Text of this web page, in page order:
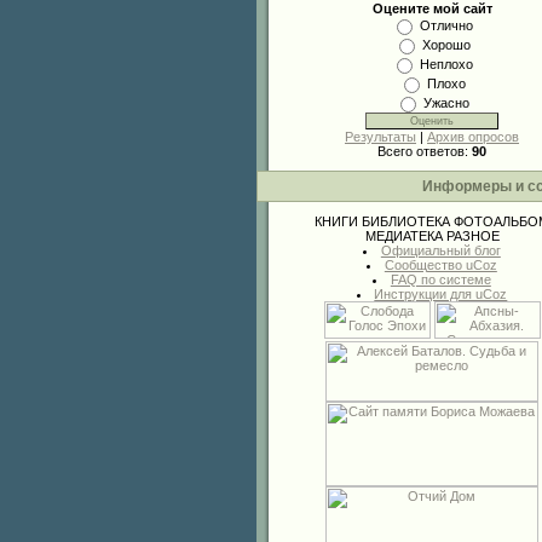
Оцените мой сайт
Отлично
Хорошо
Неплохо
Плохо
Ужасно
Результаты | Архив опросов
Всего ответов: 90
Информеры и
КНИГИ БИБЛИОТЕКА
МЕДИАТЕКА РАЗНОЕ
Официальный блог
Сообщество uCoz
FAQ по системе
Инструкции для uCoz